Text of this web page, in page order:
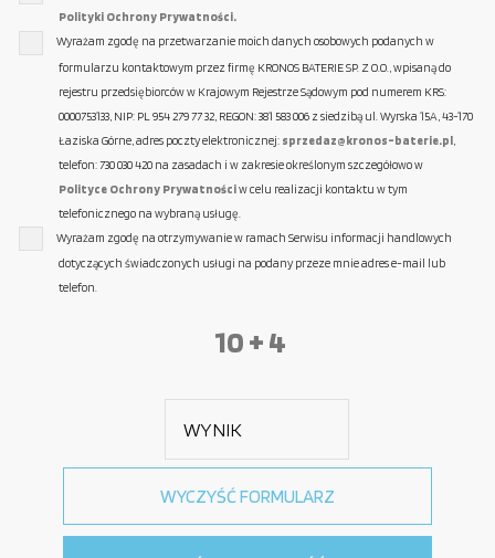
Polityki Ochrony Prywatności.
Wyrażam zgodę na przetwarzanie moich danych osobowych podanych w
formularzu kontaktowym przez firmę KRONOS BATERIE SP. Z O.O., wpisaną do
rejestru przedsiębiorców w Krajowym Rejestrze Sądowym pod numerem KRS:
0000753133, NIP: PL 954 279 77 32, REGON: 381 583 006 z siedzibą ul. Wyrska 15A, 43-170
Łaziska Górne, adres poczty elektronicznej: sprzedaz@kronos-baterie.pl
telefon: 730 030 420 na zasadach i w zakresie określonym szczegółowo w
Polityce Ochrony Prywatnościw celu realizacji kontaktu w tym
telefonicznego na wybraną usługę.
Wyrażam zgodę na otrzymywanie w ramach Serwisu informacji handlowych
dotyczących świadczonych usługi na podany przeze mnie adres e-mail lub
telefon.
10 + 4